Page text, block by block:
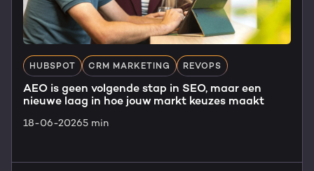
HUBSPOT CRM MARKETING REVOPS
AEO is geen volgende stap in SEO, maar een
nieuwe laag in hoe jouw markt keuzes maakt
18-06-20265 min